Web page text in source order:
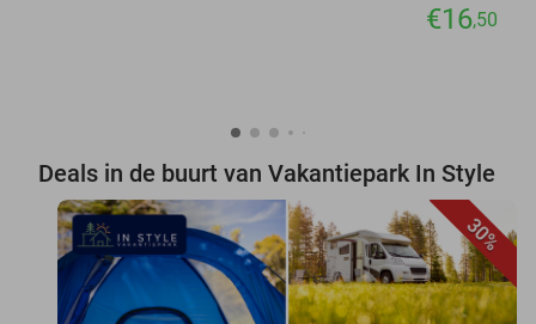
€16,50
Deals in de buurt van Vakantiepark In Style
30%